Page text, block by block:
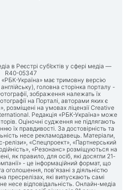
в Реєстрі суб’єктів у сфері медіа —
R40-05347
Україна» має тримовну версію
головна сторінка порталу -
зображення належать їх
на Порталі, авторами яких є
розміщені на умовах ліцензії Creative
Редакція «РБК-Україна» може
Оціночні судження не підлягають
їх правдивості. За достовірність та
несе рекламодавець. Матеріали,
«Спецпроект», «Партнерський
«Резонанс» розміщуються на
як правило, для осіб, які досягли 21-
- це інформаційний формат, що
оголошення, пов'язані з діяльністю
пресрелізах, які випускають самі
не несе відповідальність. Онлайн-медіа